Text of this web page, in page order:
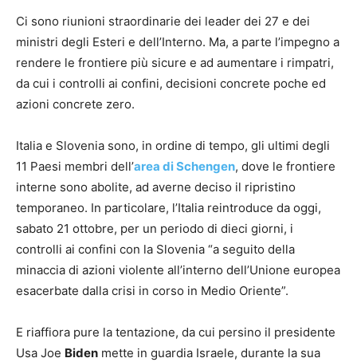
Ci sono riunioni straordinarie dei leader dei 27 e dei
ministri degli Esteri e dell’Interno. Ma, a parte l’impegno a
rendere le frontiere più sicure e ad aumentare i rimpatri,
da cui i controlli ai confini, decisioni concrete poche ed
azioni concrete zero.
Italia e Slovenia sono, in ordine di tempo, gli ultimi degli
11 Paesi membri dell’area di Schengen, dove le frontiere
interne sono abolite, ad averne deciso il ripristino
temporaneo. In particolare, l’Italia reintroduce da oggi,
sabato 21 ottobre, per un periodo di dieci giorni, i
controlli ai confini con la Slovenia “a seguito della
minaccia di azioni violente all’interno dell’Unione europea
esacerbate dalla crisi in corso in Medio Oriente”.
E riaffiora pure la tentazione, da cui persino il presidente
Usa Joe Biden mette in guardia Israele, durante la sua